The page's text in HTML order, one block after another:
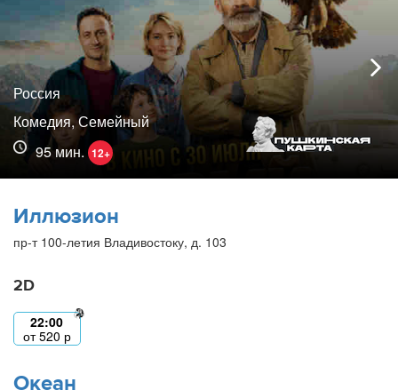
Россия
Комедия, Семейный
95 мин. 12+
Иллюзион
пр-т 100-летия Владивостоку, д. 103
2D
22:00
от520 р
Океан